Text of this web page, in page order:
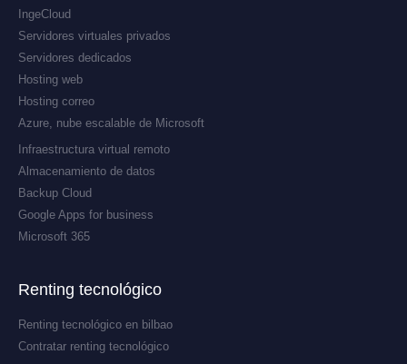
IngeCloud
Servidores virtuales privados
Servidores dedicados
Hosting web
Hosting correo
Azure, nube escalable de Microsoft
Infraestructura virtual remoto
Almacenamiento de datos
Backup Cloud
Google Apps for business
Microsoft 365
Renting tecnológico
Renting tecnológico en bilbao
Contratar renting tecnológico